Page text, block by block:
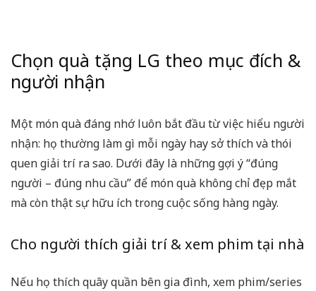
Chọn quà tặng LG theo mục đích &
người nhận
Một món quà đáng nhớ luôn bắt đầu từ việc hiểu người
nhận: họ thường làm gì mỗi ngày hay sở thích và thói
quen giải trí ra sao. Dưới đây là những gợi ý “đúng
người – đúng nhu cầu” để món quà không chỉ đẹp mắt
mà còn thật sự hữu ích trong cuộc sống hàng ngày.
Cho người thích giải trí & xem phim tại nhà
Nếu họ thích quây quần bên gia đình, xem phim/series